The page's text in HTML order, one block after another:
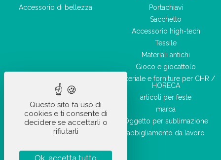
Accessorio di bellezza
Portachiavi
Sacchetto
Accessorio high-tech
Tessile
Materiali antichi
Gioco e giocattolo
Materiale e forniture per CHR /
HORECA
articoli per feste
marca
Oggetto per sublimazione
abbigliamento da lavoro
Questo sito fa uso di
cookies e ti consente di
decidere se accettarli o
rifiutarli